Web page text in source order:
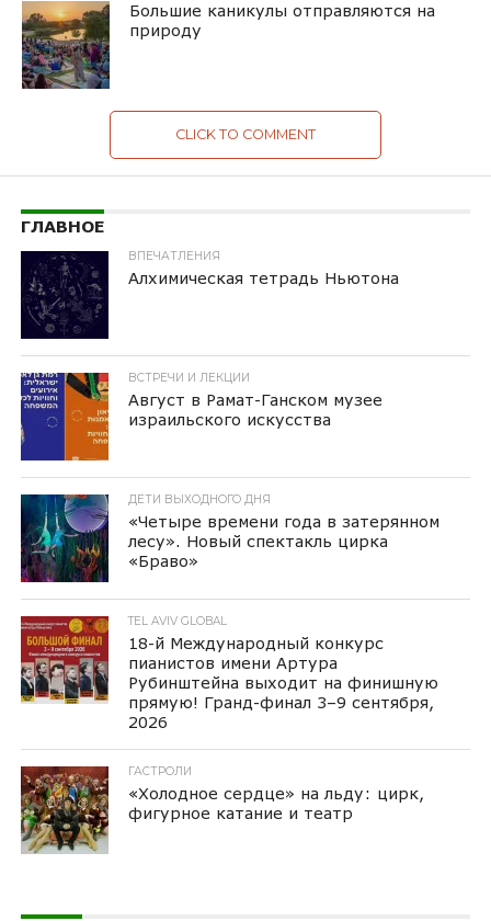
Большие каникулы отправляются на
природу
CLICK TO COMMENT
ГЛАВНОЕ
ВПЕЧАТЛЕНИЯ
Алхимическая тетрадь Ньютона
ВСТРЕЧИ И ЛЕКЦИИ
Август в Рамат-Ганском музее
израильского искусства
ДЕТИ ВЫХОДНОГО ДНЯ
«Четыре времени года в затерянном
лесу». Новый спектакль цирка
«Браво»
TEL AVIV GLOBAL
18-й Международный конкурс
пианистов имени Артура
Рубинштейна выходит на финишную
прямую! Гранд-финал 3–9 сентября,
2026
ГАСТРОЛИ
«Холодное сердце» на льду: цирк,
фигурное катание и театр